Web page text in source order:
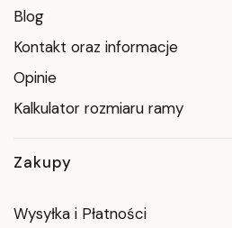
Blog
Kontakt oraz informacje
Opinie
Kalkulator rozmiaru ramy
Zakupy
Wysyłka i Płatności